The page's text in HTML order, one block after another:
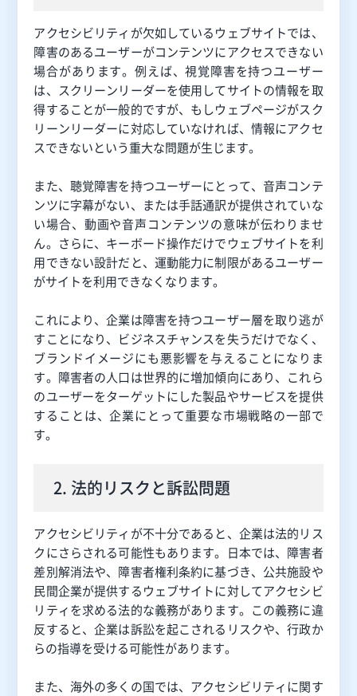
アクセシビリティが欠如しているウェブサイトでは、
障害のあるユーザーがコンテンツにアクセスできない
場合があります。例えば、視覚障害を持つユーザー
は、スクリーンリーダーを使用してサイトの情報を取
得することが一般的ですが、もしウェブページがスク
リーンリーダーに対応していなければ、情報にアクセ
スできないという重大な問題が生じます。
また、聴覚障害を持つユーザーにとって、音声コンテ
ンツに字幕がない、または手話通訳が提供されていな
い場合、動画や音声コンテンツの意味が伝わりませ
ん。さらに、キーボード操作だけでウェブサイトを利
用できない設計だと、運動能力に制限があるユーザー
がサイトを利用できなくなります。
これにより、企業は障害を持つユーザー層を取り逃が
すことになり、ビジネスチャンスを失うだけでなく、
ブランドイメージにも悪影響を与えることになりま
す。障害者の人口は世界的に増加傾向にあり、これら
のユーザーをターゲットにした製品やサービスを提供
することは、企業にとって重要な市場戦略の一部で
す。
2. 法的リスクと訴訟問題
アクセシビリティが不十分であると、企業は法的リス
クにさらされる可能性もあります。日本では、障害者
差別解消法や、障害者権利条約に基づき、公共施設や
民間企業が提供するウェブサイトに対してアクセシビ
リティを求める法的な義務があります。この義務に違
反すると、企業は訴訟を起こされるリスクや、行政か
らの指導を受ける可能性があります。
また、海外の多くの国では、アクセシビリティに関す